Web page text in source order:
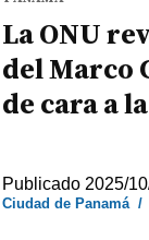
La ONU
del Marco
de cara a
Publicado 2025/
Ciudad de Panamá/